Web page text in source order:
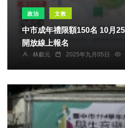
政治 文教
中市成年禮限額150名 10月25日孔廟登場 9月8日
開放線上報名
林獻元 2025年九月05日